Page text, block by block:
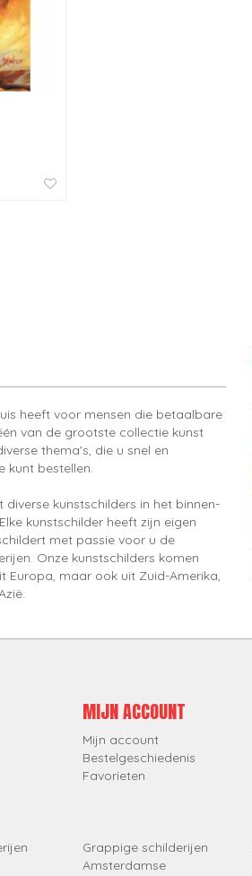
heeft voor mensen die betaalbare
van de grootste collectie kunst
thema's, die u snel en
kunt bestellen.
diverse kunstschilders in het binnen-
kunstschilder heeft zijn eigen
met passie voor u de
Onze kunstschilders komen
Europa, maar ook uit Zuid-Amerika,
MIJN ACCOUNT
Mijn account
Bestelgeschiedenis
Favorieten
Grappige schilderijen
Amsterdamse